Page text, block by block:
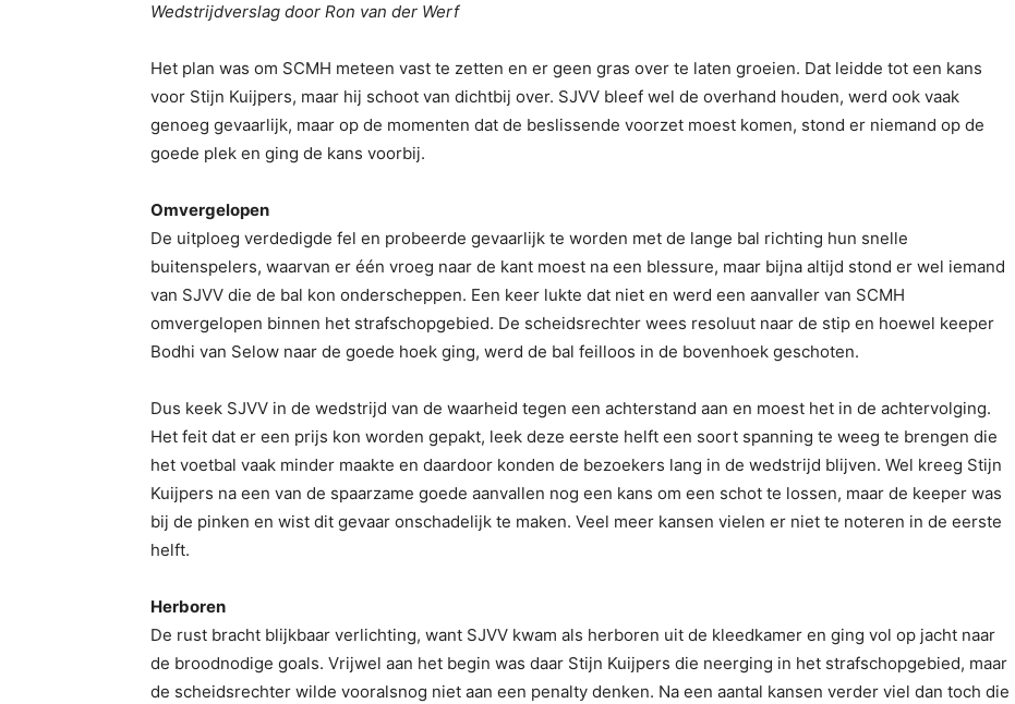
Wedstrijdverslag door Ron van der Werf
Het plan was om SCMH meteen vast te zetten en er geen gras over te laten groeien. Dat leidde tot een kans
voor Stijn Kuijpers, maar hij schoot van dichtbij over. SJVV bleef wel de overhand houden, werd ook vaak
genoeg gevaarlijk, maar op de momenten dat de beslissende voorzet moest komen, stond er niemand op de
goede plek en ging de kans voorbij.
Omvergelopen
De uitploeg verdedigde fel en probeerde gevaarlijk te worden met de lange bal richting hun snelle
buitenspelers, waarvan er één vroeg naar de kant moest na een blessure, maar bijna altijd stond er wel iemand
van SJVV die de bal kon onderscheppen. Een keer lukte dat niet en werd een aanvaller van SCMH
omvergelopen binnen het strafschopgebied. De scheidsrechter wees resoluut naar de stip en hoewel keeper
Bodhi van Selow naar de goede hoek ging, werd de bal feilloos in de bovenhoek geschoten.
Dus keek SJVV in de wedstrijd van de waarheid tegen een achterstand aan en moest het in de achtervolging.
Het feit dat er een prijs kon worden gepakt, leek deze eerste helft een soort spanning te weeg te brengen die
het voetbal vaak minder maakte en daardoor konden de bezoekers lang in de wedstrijd blijven. Wel kreeg Stijn
Kuijpers na een van de spaarzame goede aanvallen nog een kans om een schot te lossen, maar de keeper was
bij de pinken en wist dit gevaar onschadelijk te maken. Veel meer kansen vielen er niet te noteren in de eerste
helft.
Herboren
De rust bracht blijkbaar verlichting, want SJVV kwam als herboren uit de kleedkamer en ging vol op jacht naar
de broodnodige goals. Vrijwel aan het begin was daar Stijn Kuijpers die neerging in het strafschopgebied, maar
de scheidsrechter wilde vooralsnog niet aan een penalty denken. Na een aantal kansen verder viel dan toch die